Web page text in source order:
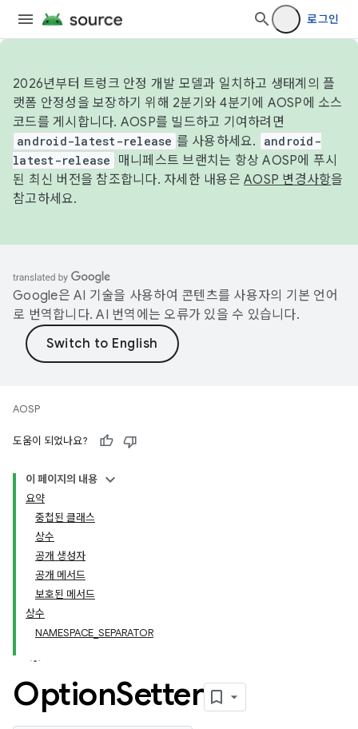
로그인
2026년부터 트렁크 안정 개발 모델과 일치하고 생태계의 플
랫폼 안정성을 보장하기 위해 2분기와 4분기에 AOSP에 소스
코드를 게시합니다. AOSP를 빌드하고 기여하려면
android-latest-release 를 사용하세요.
android-
latest-release
매니페스트 브랜치는 항상 AOSP에 푸시
된 최신 버전을 참조합니다. 자세한 내용은 AOSP 변경사항을
참고하세요.
Google은 AI 기술을 사용하여 콘텐츠를 사용자의 기본 언어
로 번역합니다. AI 번역에는 오류가 있을 수 있습니다.
AOSP
도움이 되었나요?
이 페이지의 내용
요약
중첩된 클래스
상수
공개 생성자
공개 메서드
보호된 메서드
상수
NAMESPACE_SEPARATOR
OptionSetter